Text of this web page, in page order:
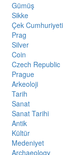
Gümüş
Sikke
Çek Cumhuriyeti
Prag
Silver
Coin
Czech Republic
Prague
Arkeoloji
Tarih
Sanat
Sanat Tarihi
Antik
Kültür
Medeniyet
Archaeology